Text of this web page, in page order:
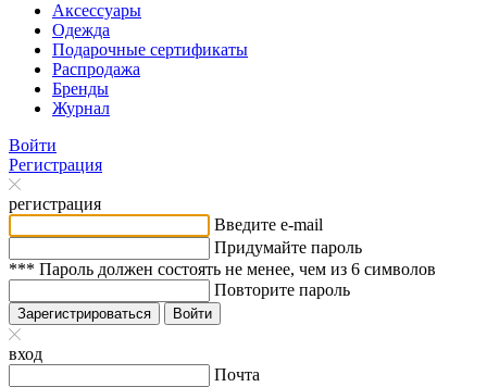
Аксессуары
Одежда
Подарочные сертификаты
Распродажа
Бренды
Журнал
Войти
Регистрация
регистрация
Введите e-mail
Придумайте пароль
*** Пароль должен состоять не менее, чем из 6 символов
Повторите пароль
Зарегистрироваться Войти
вход
Почта